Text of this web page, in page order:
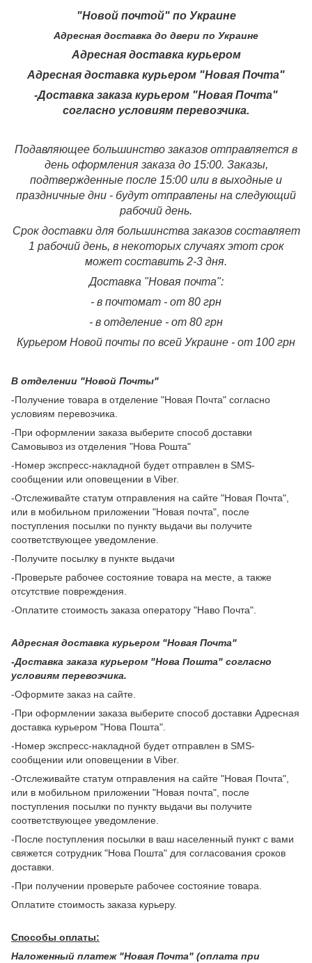
"Новой почтой" по Украине
Адресная доставка до двери по Украине
Адресная доставка курьером
Адресная доставка курьером "Новая Почта"
-Доставка заказа курьером "Новая Почта"
согласно условиям перевозчика.
Подавляющее большинство заказов отправляется в
день оформления заказа до 15:00. Заказы,
подтвержденные после 15:00 или в выходные и
праздничные дни - будут отправлены на следующий
рабочий день.
Срок доставки для большинства заказов составляет
1 рабочий день, в некоторых случаях этот срок
может составить 2-3 дня.
Доставка "Новая почта":
- в почтомат - от 80 грн
- в отделение - от 80 грн
Курьером Новой почты по всей Украине - от 100 грн
В отделении "Новой Почты"
-Получение товара в отделение "Новая Почта" согласно
условиям перевозчика.
-При оформлении заказа выберите способ доставки
Самовывоз из отделения "Нова Рошта"
-Номер экспресс-накладной будет отправлен в SMS-
сообщении или оповещении в Viber.
-Отслеживайте статум отправления на сайте "Новая Почта",
или в мобильном приложении "Новая почта", после
поступления посылки по пункту выдачи вы получите
соответствующее уведомление.
-Получите посылку в пункте выдачи
-Проверьте рабочее состояние товара на месте, а также
отсутствие повреждения.
-Оплатите стоимость заказа оператору "Наво Почта".
Адресная доставка курьером "Новая Почта"
-Доставка заказа курьером "Нова Пошта" согласно
условиям перевозчика.
-Оформите заказ на сайте.
-При оформлении заказа выберите способ доставки Адресная
доставка курьером "Нова Пошта".
-Номер экспресс-накладной будет отправлен в SMS-
сообщении или оповещении в Viber.
-Отслеживайте статум отправления на сайте "Новая Почта",
или в мобильном приложении "Новая почта", после
поступления посылки по пункту выдачи вы получите
соответствующее уведомление.
-После поступления посылки в ваш населенный пункт с вами
свяжется сотрудник "Нова Пошта" для согласования сроков
доставки.
-При получении проверьте рабочее состояние товара.
Оплатите стоимость заказа курьеру.
Способы оплаты:
Наложенный платеж "Новая Почта" (оплата при